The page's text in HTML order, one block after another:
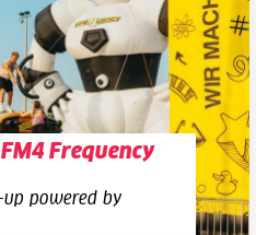
Frequency
powered by